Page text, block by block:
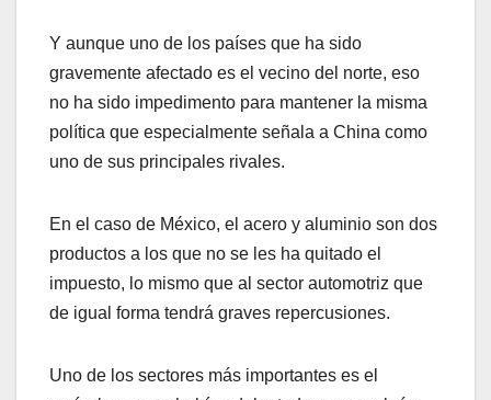
Y aunque uno de los países que ha sido
gravemente afectado es el vecino del norte, eso
no ha sido impedimento para mantener la misma
política que especialmente señala a China como
uno de sus principales rivales.
En el caso de México, el acero y aluminio son dos
productos a los que no se les ha quitado el
impuesto, lo mismo que al sector automotriz que
de igual forma tendrá graves repercusiones.
Uno de los sectores más importantes es el